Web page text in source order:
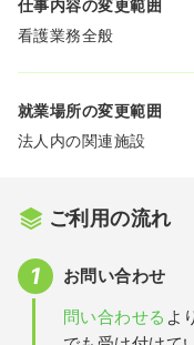
仕事内容の変更範囲
看護業務全般
就業場所の変更範囲
法人内の関連施設
ご利用の流れ
お問い合わせ
問い合わせる よ